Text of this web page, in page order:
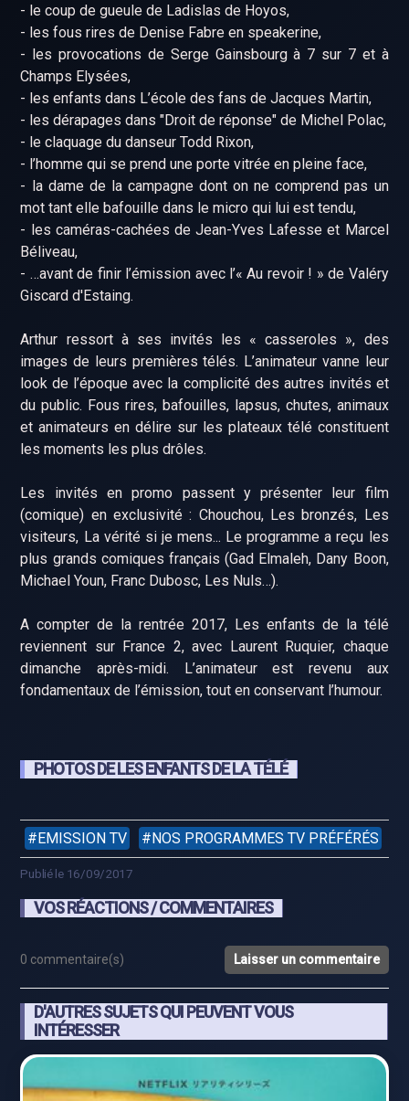
- le coup de gueule de Ladislas de Hoyos,
- les fous rires de Denise Fabre en speakerine,
- les provocations de Serge Gainsbourg à 7 sur 7 et à
Champs Elysées,
- les enfants dans L’école des fans de Jacques Martin,
- les dérapages dans "Droit de réponse" de Michel Polac,
- le claquage du danseur Todd Rixon,
- l’homme qui se prend une porte vitrée en pleine face,
- la dame de la campagne dont on ne comprend pas un
mot tant elle bafouille dans le micro qui lui est tendu,
- les caméras-cachées de Jean-Yves Lafesse et Marcel
Béliveau,
- …avant de finir l’émission avec l’« Au revoir ! » de Valéry
Giscard d'Estaing.
Arthur ressort à ses invités les « casseroles », des
images de leurs premières télés. L’animateur vanne leur
look de l’époque avec la complicité des autres invités et
du public. Fous rires, bafouilles, lapsus, chutes, animaux
et animateurs en délire sur les plateaux télé constituent
les moments les plus drôles.
Les invités en promo passent y présenter leur film
(comique) en exclusivité : Chouchou, Les bronzés, Les
visiteurs, La vérité si je mens... Le programme a reçu les
plus grands comiques français (Gad Elmaleh, Dany Boon,
Michael Youn, Franc Dubosc, Les Nuls…).
A compter de la rentrée 2017, Les enfants de la télé
reviennent sur France 2, avec Laurent Ruquier, chaque
dimanche après-midi. L’animateur est revenu aux
fondamentaux de l’émission, tout en conservant l’humour.
PHOTOS DE LES ENFANTS DE LA TÉLÉ
EMISSION TV NOS PROGRAMMES TV PRÉFÉRÉS
Publié le 16/09/2017
VOS RÉACTIONS / COMMENTAIRES
0 commentaire(s) Laisser un commentaire
D'AUTRES SUJETS QUI PEUVENT VOUS
INTÉRESSER